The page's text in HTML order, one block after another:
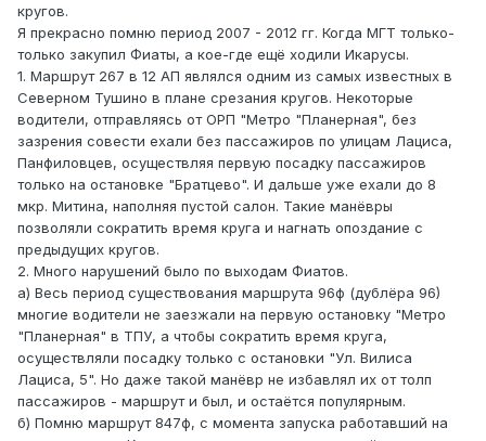
кругов.
Я прекрасно помню период 2007 - 2012 гг. Когда МГТ только-
только закупил Фиаты, а кое-где ещё ходили Икарусы.
1. Маршрут 267 в 12 АП являлся одним из самых известных в
Северном Тушино в плане срезания кругов. Некоторые
водители, отправляясь от ОРП "Метро "Планерная", без
зазрения совести ехали без пассажиров по улицам Лациса,
Панфиловцев, осуществляя первую посадку пассажиров
только на остановке "Братцево". И дальше уже ехали до 8
мкр. Митина, наполняя пустой салон. Такие манёвры
позволяли сократить время круга и нагнать опоздание с
предыдущих кругов.
2. Много нарушений было по выходам Фиатов.
а) Весь период существования маршрута 96ф (дублёра 96)
многие водители не заезжали на первую остановку "Метро
"Планерная" в ТПУ, а чтобы сократить время круга,
осуществляли посадку только с остановки "Ул. Вилиса
Лациса, 5". Но даже такой манёвр не избавлял их от толп
пассажиров - маршрут и был, и остаётся популярным.
б) Помню маршрут 847ф, с момента запуска работавший на